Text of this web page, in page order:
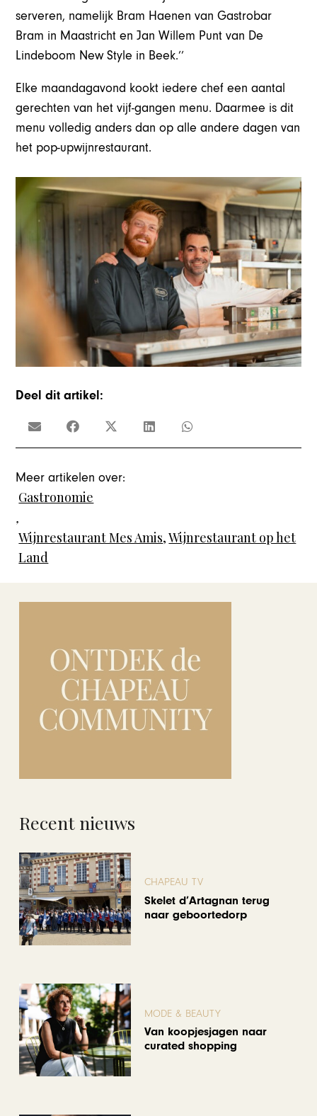
serveren, namelijk Bram Haenen van Gastrobar
Bram in Maastricht en Jan Willem Punt van De
Lindeboom New Style in Beek.’’
Elke maandagavond kookt iedere chef een aantal
gerechten van het vijf-gangen menu. Daarmee is dit
menu volledig anders dan op alle andere dagen van
het pop-upwijnrestaurant.
Deel dit artikel:
Meer artikelen over:
Gastronomie
,
Wijnrestaurant Mes Amis,Wijnrestaurant op het
Land
Recent nieuws
CHAPEAU TV
Skelet d’Artagnan terug
naar geboortedorp
MODE & BEAUTY
Van koopjesjagen naar
curated shopping